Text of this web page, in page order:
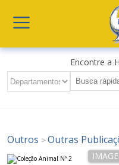
Encontre a
Outros >Outras